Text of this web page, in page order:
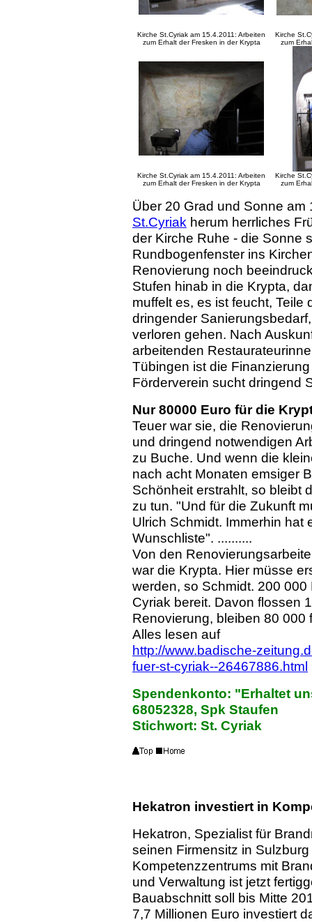
Kirche St.Cyriak am 15.4.2011: Arbeiten
zum Erhalt der Fresken in der Krypta
Kirche
zum
Kirche St.Cyriak am 15.4.2011: Arbeiten
zum Erhalt der Fresken in der Krypta
Kirche
zum
Über 20 Grad und Sonne
St.Cyriak herum herrliches
der Kirche Ruhe - die Sonne
Rundbogenfenster ins
Renovierung noch
Stufen hinab in die Krypta,
muffelt es, es ist feucht,
dringender
verloren gehen. Nach
arbeitenden
Tübingen ist die
Förderverein sucht dringend
Nur 80000 Euro für die
Teuer war sie, die
und dringend notwendigen
zu Buche. Und wenn die
nach acht Monaten emsiger
Schönheit erstrahlt, so bleibt
zu tun. "Und für die Zukunft
Ulrich Schmidt. Immerhin hat
Wunschliste". ..........
Von den
war die Krypta. Hier müsse
werden, so Schmidt. 200
Cyriak bereit. Davon flossen
Renovierung, bleiben 80 000
Alles lesen auf
http://www.badische-
fuer-st-cyriak--26467886.html
Spendenkonto: "Erhaltet
68052328, Spk Staufen
Stichwort: St. Cyriak
Hekatron investiert in
Hekatron, Spezialist für
seinen Firmensitz in
Kompetenzzentrums mit
und Verwaltung ist jetzt
Bauabschnitt soll bis Mitte
7,7 Millionen Euro investiert